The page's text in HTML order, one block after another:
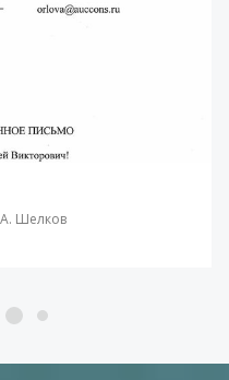
Шелков